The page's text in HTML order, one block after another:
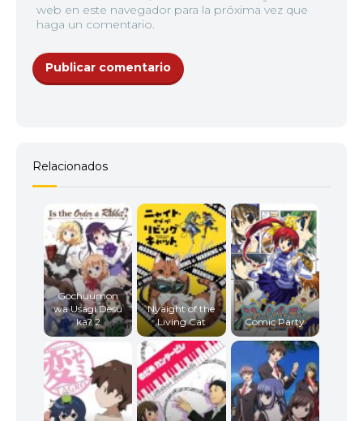
web en este navegador para la próxima vez que
haga un comentario.
Relacionados
Gochuumon
wa Usagi Desu
ka? 2
Nyaight of the
Living Cat
Comic Party